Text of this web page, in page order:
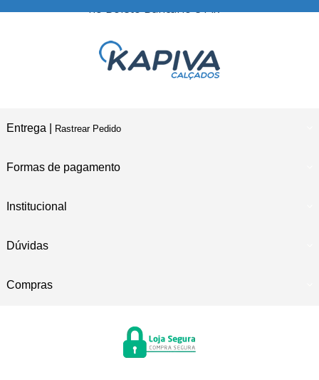
no Boleto Bancário e Pix
Entrega | Rastrear Pedido
Formas de pagamento
Institucional
Dúvidas
Compras